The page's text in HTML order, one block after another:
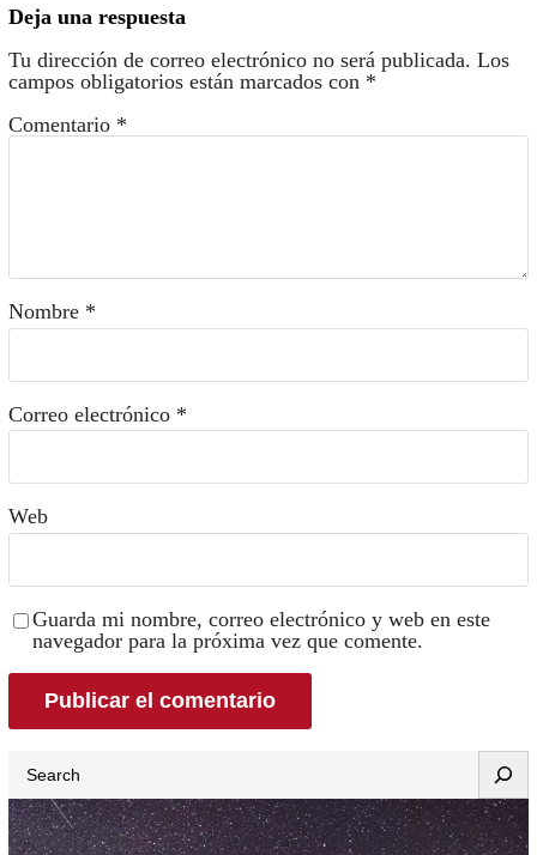
Deja una respuesta
Tu dirección de correo electrónico no será publicada. Los
campos obligatorios están marcados con *
Comentario *
Nombre *
Correo electrónico *
Web
Guarda mi nombre, correo electrónico y web en este
navegador para la próxima vez que comente.